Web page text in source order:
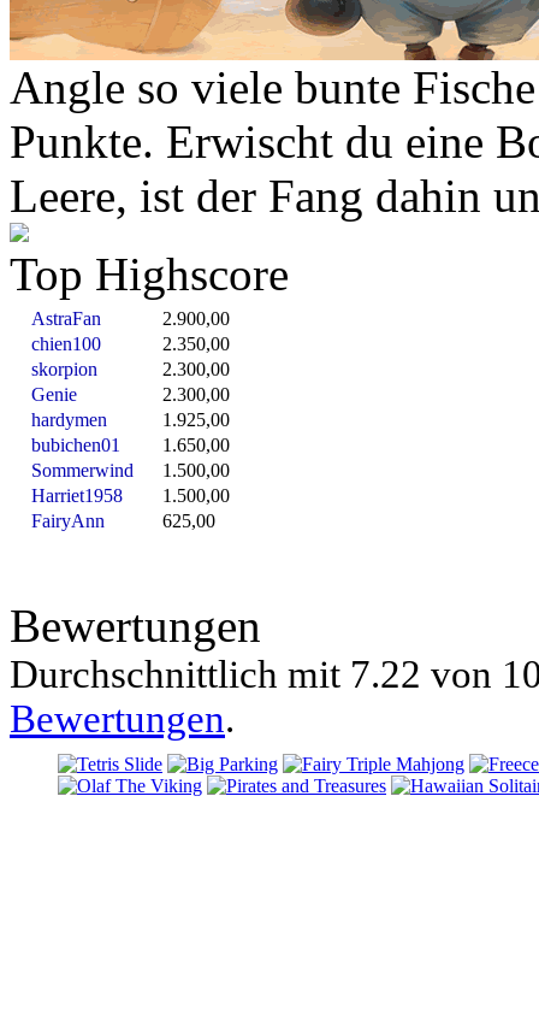
Angle so viele bunte
Punkte. Erwischt du eine
Leere, ist der Fang dahin
Top Highscore
AstraFan
2.900,00
chien100
2.350,00
skorpion
2.300,00
Genie
2.300,00
hardymen
1.925,00
bubichen01
1.650,00
Sommerwind
1.500,00
Harriet1958
1.500,00
FairyAnn
625,00
Bewertungen
Durchschnittlich mit 7.22 von
Bewertungen.